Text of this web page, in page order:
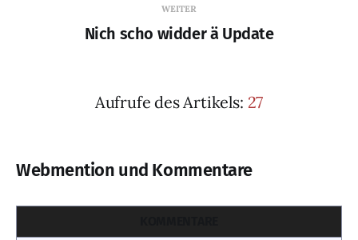
WEITER
Nich scho widder ä Update
Aufrufe des Artikels: 27
Webmention und Kommentare